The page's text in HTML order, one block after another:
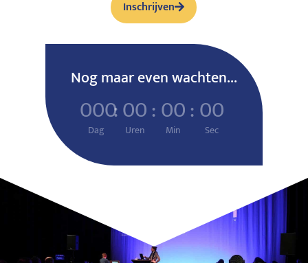
Inschrijven
Nog maar even wachten...
000
Dag
:00
Uren
:00
Min
:00
Sec